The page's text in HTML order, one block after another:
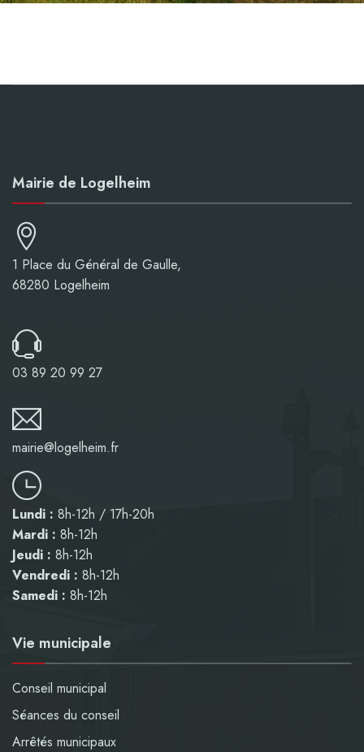
Mairie de Logelheim
1 Place du Général de Gaulle,
68280 Logelheim
03 89 20 99 27
mairie@logelheim.fr
Lundi : 8h-12h / 17h-20h
Mardi : 8h-12h
Jeudi : 8h-12h
Vendredi : 8h-12h
Samedi : 8h-12h
Vie municipale
Conseil municipal
Séances du conseil
Arrêtés municipaux